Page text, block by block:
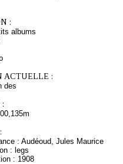
:
albums
ACTUELLE :
des
: Audéoud, Jules Maurice
: legs
: 1908